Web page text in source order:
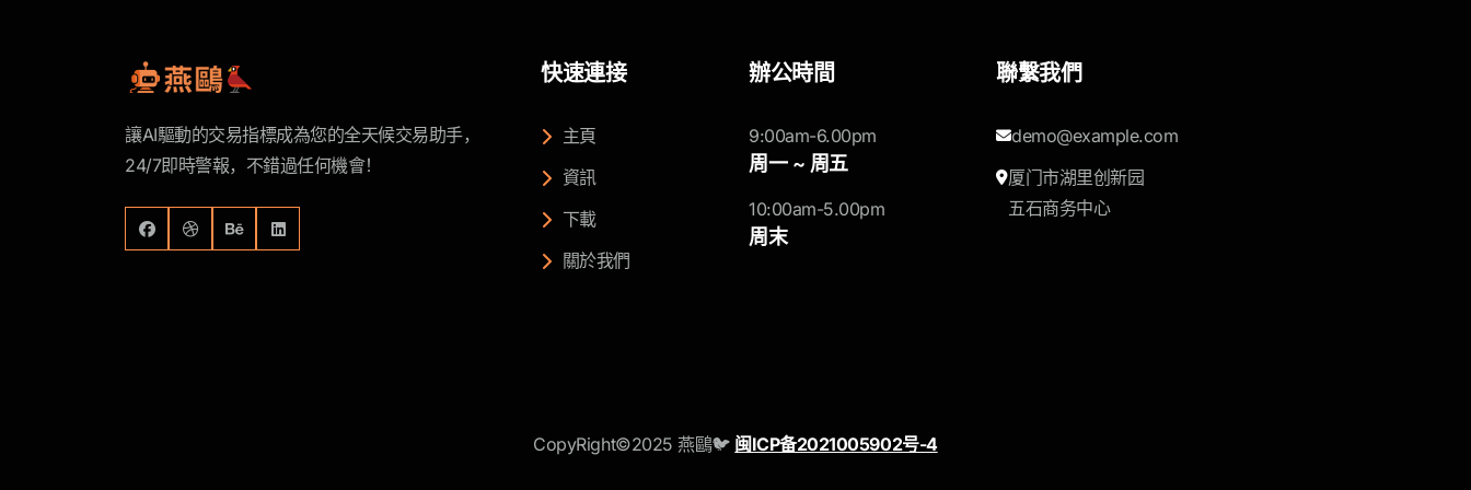
讓AI驅動的交易指標成為您的全天候交易助手，
24/7即時警報，不錯過任何機會！
快速連接
主頁
資訊
下載
關於我們
辦公時間
9:00am-6.00pm
周一 ~ 周五
10:00am-5.00pm
周末
聯繫我們
demo@example.com
厦门市湖里创新园
五石商务中心
CopyRight©2025 燕鷗🐦 闽ICP备2021005902号-4